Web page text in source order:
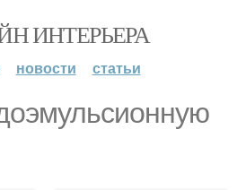
ИНТЕРЬЕРА
новости статьи